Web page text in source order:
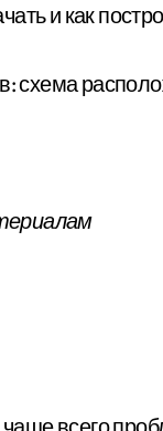
и как
схема